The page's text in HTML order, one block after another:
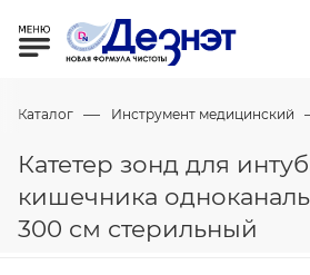
Каталог — Инструмент медицинский
Катетер зонд для
кишечника
300 см стерильный